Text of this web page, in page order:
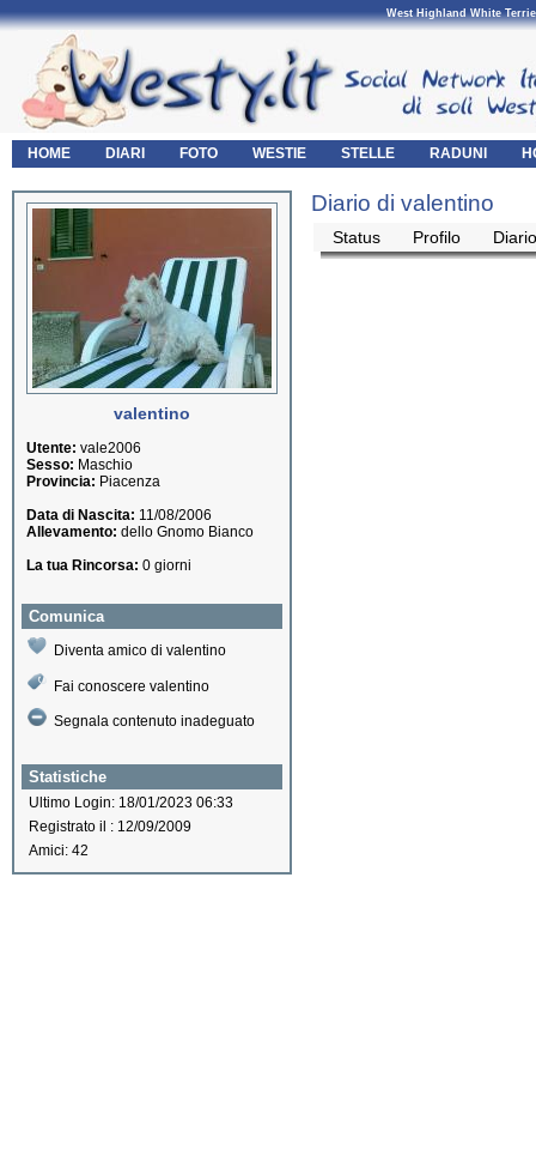
West Highland White
HOME DIARI FOTO WESTIE STELLE RADUNI
valentino
Utente: vale2006
Sesso: Maschio
Provincia: Piacenza
Data di Nascita: 11/08/2006
Allevamento: dello Gnomo Bianco
La tua Rincorsa: 0 giorni
Comunica
Diventa amico di valentino
Fai conoscere valentino
Segnala contenuto inadeguato
Statistiche
Ultimo Login: 18/01/2023 06:33
Registrato il : 12/09/2009
Amici: 42
Diario di valentino
Status Profilo Diario